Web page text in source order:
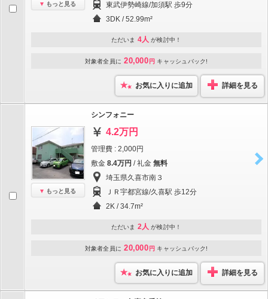
もっと見る
東武伊勢崎線/加須駅 歩9分
3DK / 52.99m²
ただいま 4人 が検討中！
対象者全員に 20,000 円 キャッシュバック!
お気に入りに追加 詳細を見る
もっと見る
シンフォニー
4.2万円
管理費 : 2,000円
敷金 8.4万円 / 礼金 無料
埼玉県久喜市南３
ＪＲ宇都宮線/久喜駅 歩12分
2K / 34.7m²
ただいま 2人 が検討中！
対象者全員に 20,000 円 キャッシュバック!
お気に入りに追加 詳細を見る